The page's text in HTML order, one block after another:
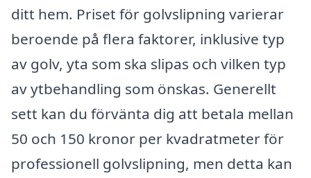
ditt hem. Priset för golvslipning varierar
beroende på flera faktorer, inklusive typ
av golv, yta som ska slipas och vilken typ
av ytbehandling som önskas. Generellt
sett kan du förvänta dig att betala mellan
50 och 150 kronor per kvadratmeter för
professionell golvslipning, men detta kan